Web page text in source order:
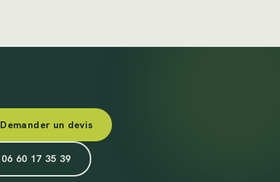
Demander un devis
06 60 17 35 39